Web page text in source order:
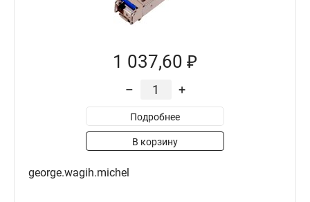
1 037,60 ₽
– +
Подробнее
В корзину
george.wagih.michel